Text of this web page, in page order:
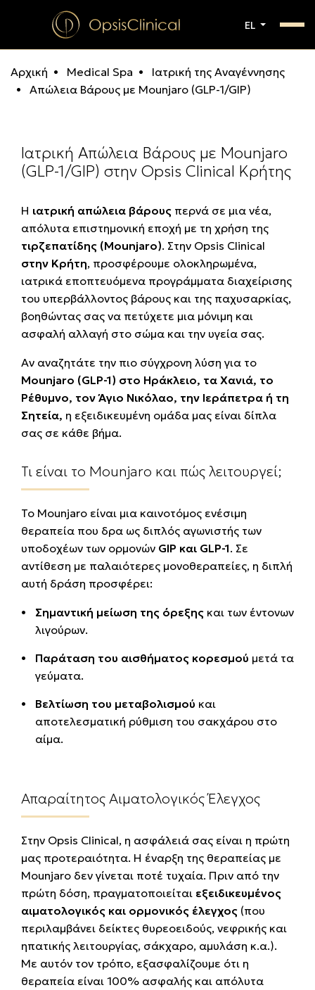
EL
Αρχική Medical Spa
Ιατρική της Αναγέννησης
Απώλεια Βάρους με Mounjaro (GLP-1/GIP)
Ιατρική Απώλεια Βάρους με Mounjaro
(GLP-1/GIP) στην Opsis Clinical Κρήτης
Η ιατρική απώλεια βάρους περνά σε μια νέα,
απόλυτα επιστημονική εποχή με τη χρήση της
τιρζεπατίδης (Mounjaro). Στην Opsis Clinical
στην Κρήτη, προσφέρουμε ολοκληρωμένα,
ιατρικά εποπτευόμενα προγράμματα διαχείρισης
του υπερβάλλοντος βάρους και της παχυσαρκίας,
βοηθώντας σας να πετύχετε μια μόνιμη και
ασφαλή αλλαγή στο σώμα και την υγεία σας.
Αν αναζητάτε την πιο σύγχρονη λύση για το
Mounjaro (GLP-1) στο Ηράκλειο, τα Χανιά, το
Ρέθυμνο, τον Άγιο Νικόλαο, την Ιεράπετρα ή τη
Σητεία, η εξειδικευμένη ομάδα μας είναι δίπλα
σας σε κάθε βήμα.
Τι είναι το Mounjaro και πώς λειτουργεί;
Το Mounjaro είναι μια καινοτόμος ενέσιμη
θεραπεία που δρα ως διπλός αγωνιστής των
υποδοχέων των ορμονών GIP και GLP-1. Σε
αντίθεση με παλαιότερες μονοθεραπείες, η διπλή
αυτή δράση προσφέρει:
Σημαντική μείωση της όρεξης και των έντονων
λιγούρων.
Παράταση του αισθήματος κορεσμού μετά τα
γεύματα.
Βελτίωση του μεταβολισμού και
αποτελεσματική ρύθμιση του σακχάρου στο
αίμα.
Απαραίτητος Αιματολογικός Έλεγχος
Στην Opsis Clinical, η ασφάλειά σας είναι η πρώτη
μας προτεραιότητα. Η έναρξη της θεραπείας με
Mounjaro δεν γίνεται ποτέ τυχαία. Πριν από την
πρώτη δόση, πραγματοποιείται εξειδικευμένος
αιματολογικός και ορμονικός έλεγχος (που
περιλαμβάνει δείκτες θυρεοειδούς, νεφρικής και
ηπατικής λειτουργίας, σάκχαρο, αμυλάση κ.α.).
Με αυτόν τον τρόπο, εξασφαλίζουμε ότι η
θεραπεία είναι 100% ασφαλής και απόλυτα